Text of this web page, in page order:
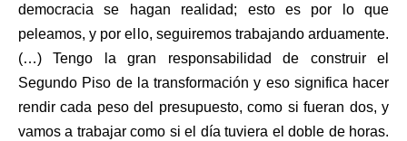
democracia se hagan realidad; esto es por lo que
peleamos, y por ello, seguiremos trabajando arduamente.
(…) Tengo la gran responsabilidad de construir el
Segundo Piso de la transformación y eso significa hacer
rendir cada peso del presupuesto, como si fueran dos, y
vamos a trabajar como si el día tuviera el doble de horas.